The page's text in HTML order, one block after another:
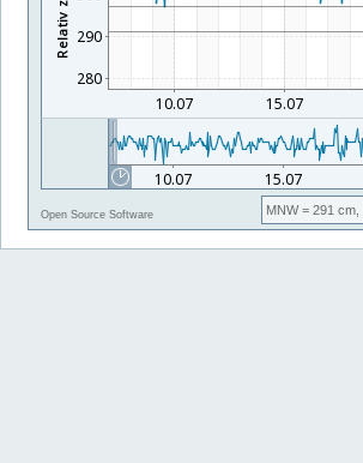
Open Source Software MNW= 291 cm,